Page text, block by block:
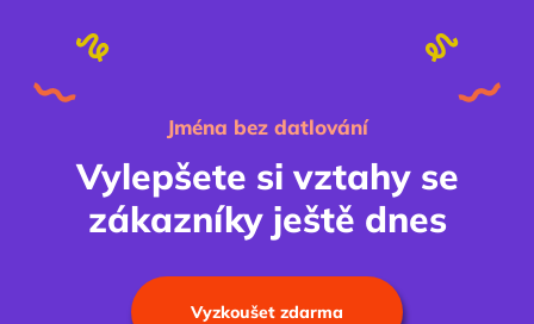
Jména bez datlování
Vylepšete si vztahy se
zákazníky ještě dnes
Vyzkoušet zdarma